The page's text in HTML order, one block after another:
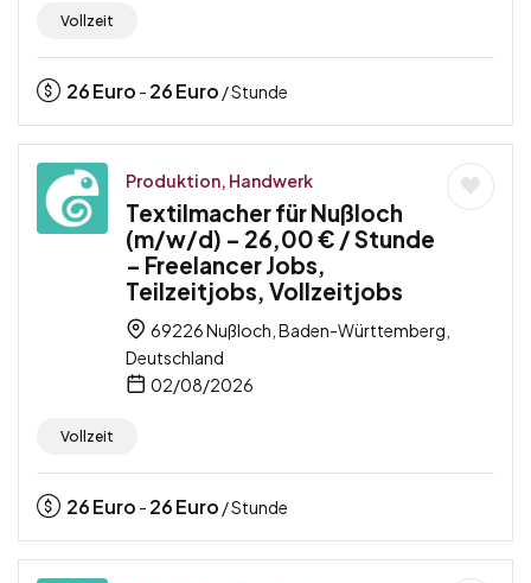
Vollzeit
26Euro - 26Euro / Stunde
Produktion, Handwerk
Textilmacher für Nußloch
(m/w/d) – 26,00 € / Stunde
– Freelancer Jobs,
Teilzeitjobs, Vollzeitjobs
69226 Nußloch, Baden-Württemberg,
Deutschland
02/08/2026
Vollzeit
26Euro - 26Euro / Stunde